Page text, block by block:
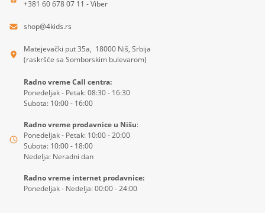
+381 60 678 07 11 - Viber
shop@4kids.rs
Matejevački put 35a, 18000 Niš, Srbija
(raskršće sa Somborskim bulevarom)
Radno vreme Call centra:
Ponedeljak - Petak: 08:30 - 16:30
Subota: 10:00 - 16:00
Radno vreme prodavnice u Nišu:
Ponedeljak - Petak: 10:00 - 20:00
Subota: 10:00 - 18:00
Nedelja: Neradni dan
Radno vreme internet prodavnice:
Ponedeljak - Nedelja: 00:00 - 24:00